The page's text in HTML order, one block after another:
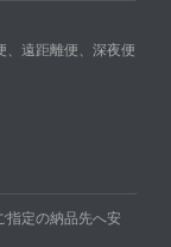
、遠距離便、深夜便
指定の納品先へ安